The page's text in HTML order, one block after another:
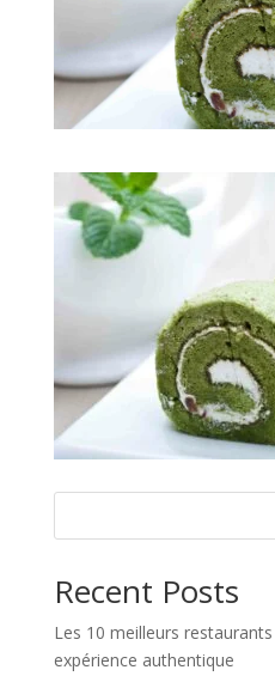
Recent Posts
Les 10 meilleurs
expérience authentique